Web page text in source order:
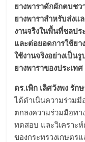
ยางพาราดักผักตบชว
ยางพาราสำหรับส่งแ
งานจริงในพื้นที่ชลป
และต่อยอดการใช้ยา
ใช้งานจริงอย่างเป็น
ยางพาราของประเทศ
ดร.เพิก เลิศวังพง รัก
ได้ดำเนินความร่วม
ตกลงความร่วมมือทา
ทดสอบ และวิเครา
ของกระทรวงเกษตร